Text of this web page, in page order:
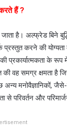
हैं ?
है। अल्फ्रेड बिने
करने की
प्रकार्यात्मकता के
वह समग्र क्षमता है
मनोवैज्ञानिकों, जैसे-
परिवर्तन और